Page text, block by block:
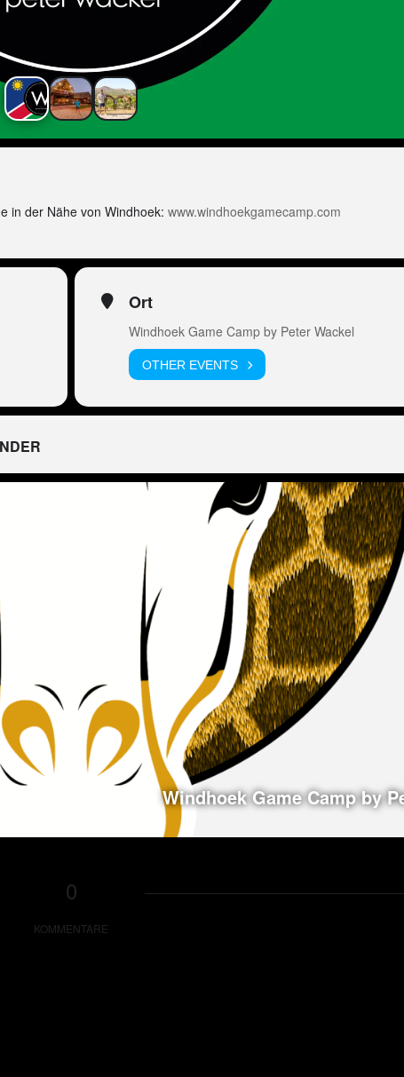
in der Nähe von Windhoek: www.windhoekgamecamp.com
Ort
Windhoek Game Camp by Peter Wackel
OTHER EVENTS
Windhoek Game Camp by
0
KOMMENTARE